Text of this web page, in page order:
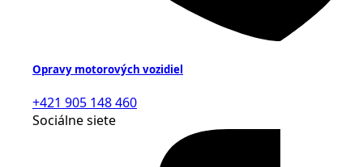
Opravy motorových vozidiel
+421 905 148 460
Sociálne siete